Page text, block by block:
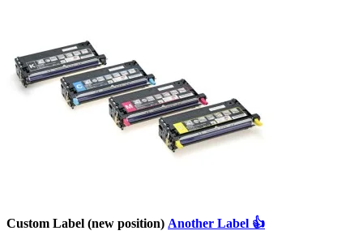
Custom Label (new position) Another Label 👍